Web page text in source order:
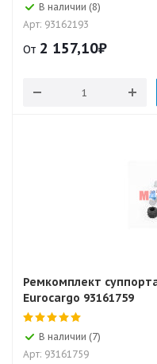
В наличии (8)
Арт: 93162193
От 2 157,10₽
Ремкомплект
Eurocargo 93161759
В наличии (7)
Арт: 93161759